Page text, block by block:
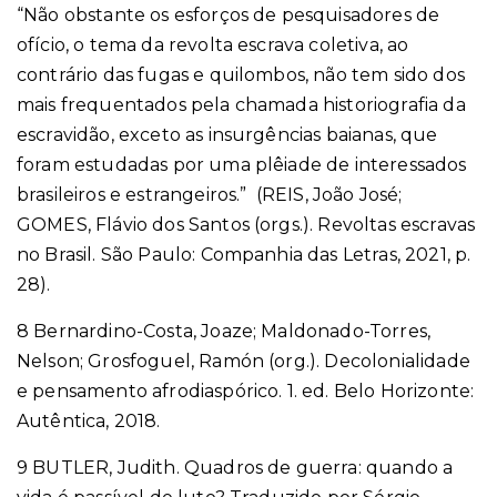
“Não obstante os esforços de pesquisadores de
ofício, o tema da revolta escrava coletiva, ao
contrário das fugas e quilombos, não tem sido dos
mais frequentados pela chamada historiografia da
escravidão, exceto as insurgências baianas, que
foram estudadas por uma plêiade de interessados
brasileiros e estrangeiros.” (REIS, João José;
GOMES, Flávio dos Santos (orgs.). Revoltas escravas
no Brasil. São Paulo: Companhia das Letras, 2021, p.
28).
8 Bernardino-Costa, Joaze; Maldonado-Torres,
Nelson; Grosfoguel, Ramón (org.). Decolonialidade
e pensamento afrodiaspórico. 1. ed. Belo Horizonte:
Autêntica, 2018.
9 BUTLER, Judith. Quadros de guerra: quando a